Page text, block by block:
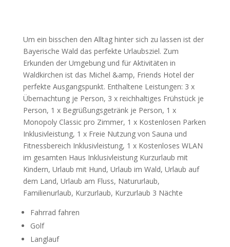
Um ein bisschen den Alltag hinter sich zu lassen ist der
Bayerische Wald das perfekte Urlaubsziel. Zum
Erkunden der Umgebung und für Aktivitäten in
Waldkirchen ist das Michel &amp, Friends Hotel der
perfekte Ausgangspunkt. Enthaltene Leistungen: 3 x
Übernachtung je Person, 3 x reichhaltiges Frühstück je
Person, 1 x Begrüßungsgetränk je Person, 1 x
Monopoly Classic pro Zimmer, 1 x Kostenlosen Parken
Inklusivleistung, 1 x Freie Nutzung von Sauna und
Fitnessbereich Inklusivleistung, 1 x Kostenloses WLAN
im gesamten Haus Inklusivleistung Kurzurlaub mit
Kindern, Urlaub mit Hund, Urlaub im Wald, Urlaub auf
dem Land, Urlaub am Fluss, Natururlaub,
Familienurlaub, Kurzurlaub, Kurzurlaub 3 Nächte
Fahrrad fahren
Golf
Langlauf